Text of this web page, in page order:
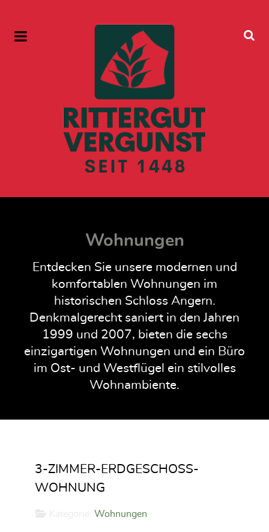
Wohnungen
Entdecken Sie unsere modernen und
komfortablen Wohnungen im
historischen Schloss Angern.
Denkmalgerecht saniert in den Jahren
1999 und 2007, bieten die sechs
einzigartigen Wohnungen und ein Büro
im Ost- und Westflügel ein stilvolles
Wohnambiente.
3-ZIMMER-ERDGESCHOSS-W
OHNUNG
Wohnungen